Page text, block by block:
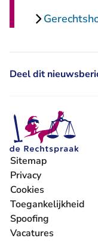
Deel dit
Sitemap
Privacy
Cookies
Toegankelijkheid
Spoofing
Vacatures